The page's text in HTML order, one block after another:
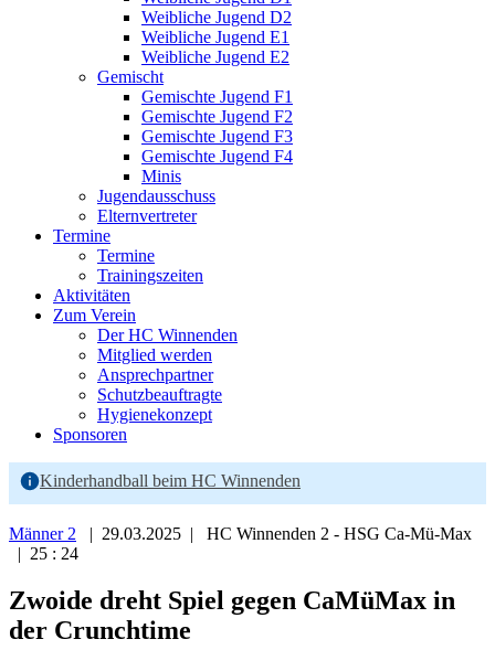
Weibliche Jugend D2
Weibliche Jugend E1
Weibliche Jugend E2
Gemischt
Gemischte Jugend F1
Gemischte Jugend F2
Gemischte Jugend F3
Gemischte Jugend F4
Minis
Jugendausschuss
Elternvertreter
Termine
Termine
Trainingszeiten
Aktivitäten
Zum Verein
Der HC Winnenden
Mitglied werden
Ansprechpartner
Schutzbeauftragte
Hygienekonzept
Sponsoren
Kinderhandball beim HC Winnenden
Männer 2
| 29.03.2025 | HC Winnenden 2 - HSG Ca-Mü-Max
| 25 : 24
Zwoide dreht Spiel gegen CaMüMax in
der Crunchtime